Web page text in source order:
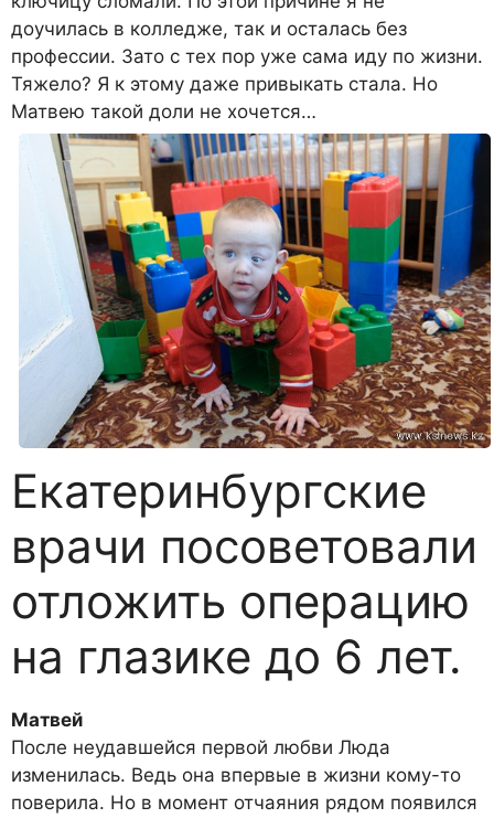
доучилась в колледже, так и осталась без
профессии. Зато с тех пор уже сама иду по жизни.
Тяжело? Я к этому даже привыкать стала. Но
Матвею такой доли не хочется…
Екатеринбургские
врачи посоветовали
отложить операцию
на глазике до 6 лет.
Матвей
После неудавшейся первой любви Люда
изменилась. Ведь она впервые в жизни кому-то
поверила. Но в момент отчаяния рядом появился